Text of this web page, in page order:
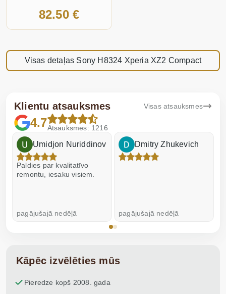
82.50 €
Visas detaļas Sony H8324 Xperia XZ2 Compact
Klientu atsauksmes Visas atsauksmes
4.7Atsauksmes: 1216
Umidjon Nuriddinov
Paldies par kvalitatīvo
remontu, iesaku visiem.
pagājušajā nedēļā
Dmitry Zhukevich
pagājušajā nedēļā
Kāpēc izvēlēties mūs
Pieredze kopš 2008. gada